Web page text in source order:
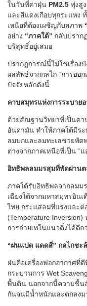
ในวันที่ค่าฝุ่น PM2.5 พุ่งสู
และสีแดงเกือบทุกระแหง
เหนือที่ต้องเผชิญกับสภาพ
อย่าง “ภาคใต้” กลับปราก
บริสุทธิ์อยู่เสมอ
ปรากฏการณ์นี้ไม่ใช่เรื่องบั
ผลลัพธ์จากกลไก “การอ
ปัจจัยหลักดังนี้
คาบสมุทรแห่งการระบาย
ด้วยสัณฐานวิทยาที่เป็นคา
อันดามัน ทำให้ภาคใต้มีร
ลมบกและลมทะเลช่วยพัด
ต่างจากภาคเหนือที่เป็น “
อิทธิพลลมมรสุมที่พัดผ่าน
ภาคใต้รับอิทธิพลจากลมม
เฉียงใต้จากมหาสมุทรอิน
ไทย กระแสลมที่แรงและต่
(Temperature
การถ่ายเทในแนวดิ่งได้ดี
“ฝนแปด แดดสี่” กลไกชะ
ฝนคือเครื่องฟอกอากาศที่
กระบวนการ Wet
พื้นดิน นอกจากนี้ความชื้น
กันจนมีน้ำหนักและตกลงม